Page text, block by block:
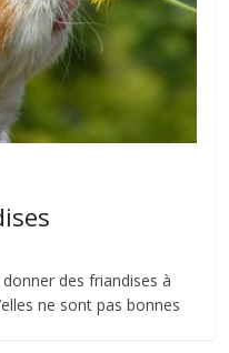
des friandises à
ne sont pas bonnes